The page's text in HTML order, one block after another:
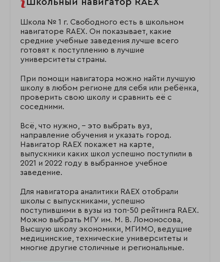
Школьный навигатор RAEX
Школа № 1 г. Свободного есть в школьном
навигаторе RAEX. Он показывает, какие
средние учебные заведения лучше всего
готовят к поступлению в лучшие
университеты страны.
При помощи навигатора можно найти лучшую
школу в любом регионе для себя или ребёнка,
проверить свою школу и сравнить её с
соседними.
Всё, что нужно, – это выбрать вуз,
направление обучения и указать город.
Навигатор RAEX покажет на карте,
выпускники каких школ успешно поступили в
2021 и 2022 году в выбранное учебное
заведение.
Для навигатора аналитики RAEX отобрали
школы с выпускниками, успешно
поступившими в вузы из топ-50 рейтинга RAEX.
Можно выбрать МГУ им. М. В. Ломоносова,
Высшую школу экономики, МГИМО, ведущие
медицинские, технические университеты и
многие другие столичные и региональные.